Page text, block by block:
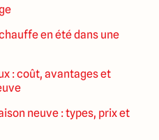
en été dans une
: coût, avantages et
neuve : types, prix et